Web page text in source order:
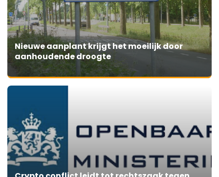
Nieuwe aanplant krijgt het moeilijk door
aanhoudende droogte